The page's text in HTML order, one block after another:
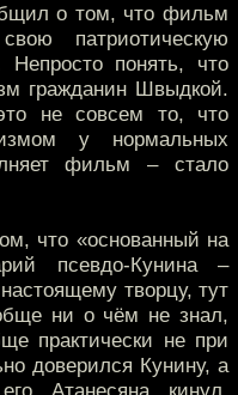
о том, что фильм
патриотическую
Непросто понять, что
гражданин Швыдкой.
не совсем то, что
у нормальных
фильм – стало
что «основанный на
псевдо-Кунина –
творцу, тут
ни о чём не знал,
практически не при
доверился Кунину, а